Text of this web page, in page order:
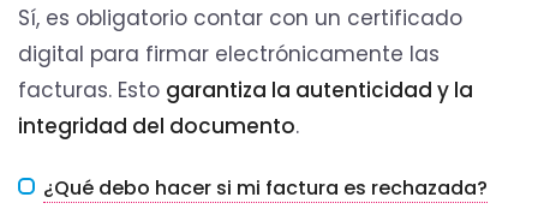
Sí, es obligatorio contar con un certificado
digital para firmar electrónicamente las
facturas. Esto garantiza la autenticidad y la
integridad del documento.
¿Qué debo hacer si mi factura es rechazada?